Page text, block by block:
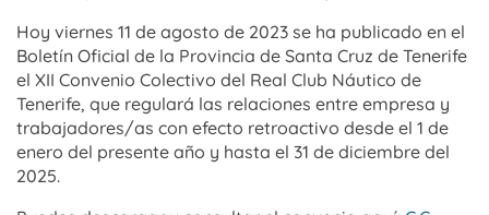
Hoy viernes 11 de agosto de 2023 se ha publicado en el
Boletín Oficial de la Provincia de Santa Cruz de Tenerife
el XII Convenio Colectivo del Real Club Náutico de
Tenerife, que regulará las relaciones entre empresa y
trabajadores/as con efecto retroactivo desde el 1 de
enero del presente año y hasta el 31 de diciembre del
2025.